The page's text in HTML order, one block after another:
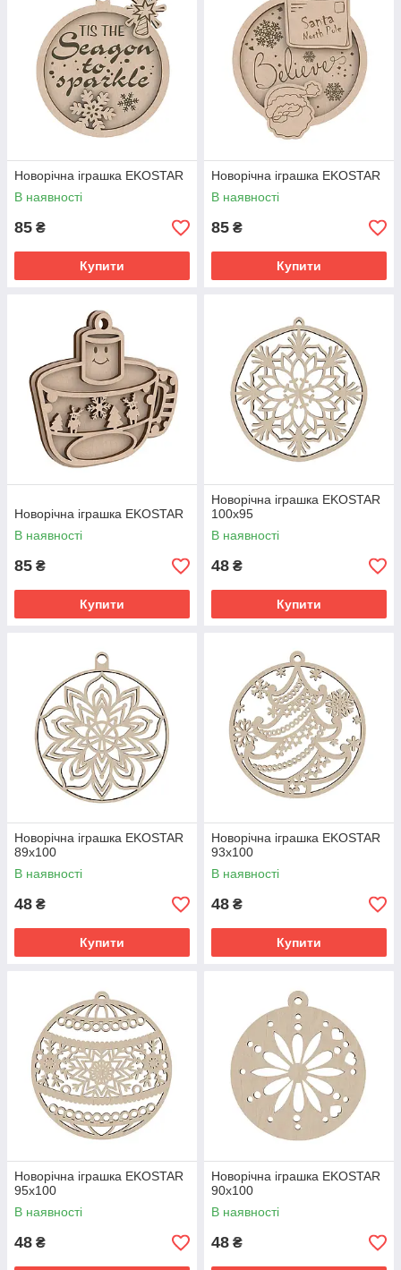
Новорічна іграшка EKOSTAR
В наявності
85 ₴
Купити
Новорічна іграшка EKOSTAR
В наявності
85 ₴
Купити
Новорічна іграшка EKOSTAR
В наявності
85 ₴
Купити
Новорічна іграшка EKOSTAR
100х95
В наявності
48 ₴
Купити
Новорічна іграшка EKOSTAR
89х100
В наявності
48 ₴
Купити
Новорічна іграшка EKOSTAR
93х100
В наявності
48 ₴
Купити
Новорічна іграшка EKOSTAR
95х100
В наявності
48 ₴
Новорічна іграшка EKOSTAR
90х100
В наявності
48 ₴